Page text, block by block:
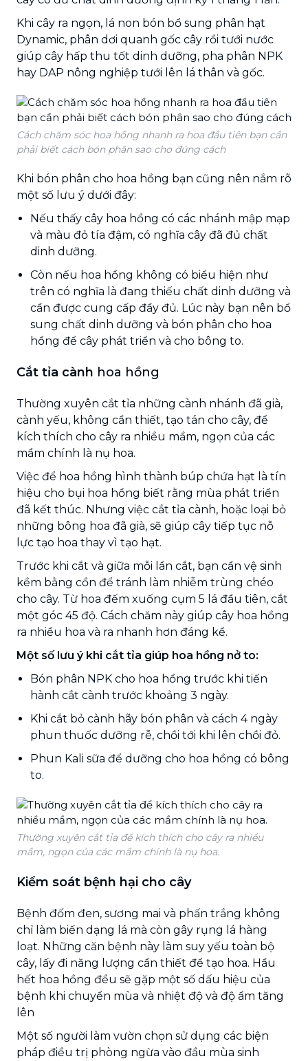
Khi cây ra ngọn, lá non bón bổ sung phân hạt
Dynamic, phân dơi quanh gốc cây rồi tưới nước
giúp cây hấp thu tốt dinh dưỡng, pha phân NPK
hay DAP nông nghiệp tưới lên lá thân và gốc.
Cách chăm sóc hoa hồng nhanh ra hoa đầu tiên bạn cần
phải biết cách bón phân sao cho đúng cách
Khi bón phân cho hoa hồng bạn cũng nên nắm rõ
một số lưu ý dưới đây:
Nếu thấy cây hoa hồng có các nhánh mập mạp
và màu đỏ tía đậm, có nghĩa cây đã đủ chất
dinh dưỡng.
Còn nếu hoa hồng không có biểu hiện như
trên có nghĩa là đang thiếu chất dinh dưỡng và
cần được cung cấp đầy đủ. Lúc này bạn nên bổ
sung chất dinh dưỡng và bón phân cho hoa
hồng để cây phát triển và cho bông to.
Cắt tỉa cành hoa hồng
Thường xuyên cắt tỉa những cành nhánh đã già,
cành yếu, không cần thiết, tạo tán cho cây, để
kích thích cho cây ra nhiều mầm, ngọn của các
mầm chính là nụ hoa.
Việc để hoa hồng hình thành búp chứa hạt là tín
hiệu cho bụi hoa hồng biết rằng mùa phát triển
đã kết thúc. Nhưng việc cắt tỉa cành, hoặc loại bỏ
những bông hoa đã già, sẽ giúp cây tiếp tục nỗ
lực tạo hoa thay vì tạo hạt.
Trước khi cắt và giữa mỗi lần cắt, bạn cần vệ sinh
kềm bằng cồn để tránh làm nhiễm trùng chéo
cho cây. Từ hoa đếm xuống cụm 5 lá đầu tiên, cắt
một góc 45 độ. Cách chăm này giúp cây hoa hồng
ra nhiều hoa và ra nhanh hơn đáng kể.
Một số lưu ý khi cắt tỉa giúp hoa hồng nở to:
Bón phân NPK cho hoa hồng trước khi tiến
hành cắt cành trước khoảng 3 ngày.
Khi cắt bỏ cành hãy bón phân và cách 4 ngày
phun thuốc dưỡng rễ, chồi tới khi lên chồi đỏ.
Phun Kali sữa để dưỡng cho hoa hồng có bông
to.
Thường xuyên cắt tỉa để kích thích cho cây ra nhiều
mầm, ngọn của các mầm chính là nụ hoa.
Kiểm soát bệnh hại cho cây
Bệnh đốm đen, sương mai và phấn trắng không
chỉ làm biến dạng lá mà còn gây rụng lá hàng
loạt. Những căn bệnh này làm suy yếu toàn bộ
cây, lấy đi năng lượng cần thiết để tạo hoa. Hầu
hết hoa hồng đều sẽ gặp một số dấu hiệu của
bệnh khi chuyển mùa và nhiệt độ và độ ẩm tăng
lên
Một số người làm vườn chọn sử dụng các biện
pháp điều trị phòng ngừa vào đầu mùa sinh